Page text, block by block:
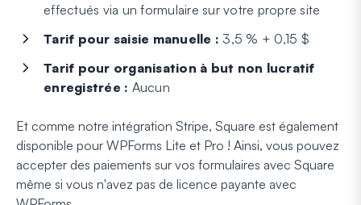
effectués via un formulaire sur votre propre site
Tarif pour saisie manuelle : 3,5 % + 0,15 $
Tarif pour organisation à but non lucratif
enregistrée : Aucun
Et comme notre intégration Stripe, Square est également
disponible pour WPForms Lite et Pro ! Ainsi, vous pouvez
accepter des paiements sur vos formulaires avec Square
même si vous n'avez pas de licence payante avec